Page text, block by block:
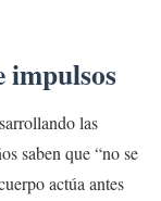
impulsos
las
saben que “no se
actúa antes